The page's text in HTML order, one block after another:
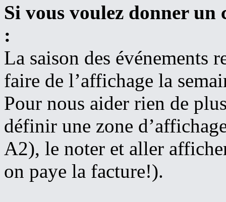
Si vous voulez donner
:
La saison des événements
faire de l’affichage la
Pour nous aider rien de
définir une zone
A2), le noter et aller
on paye la facture!).